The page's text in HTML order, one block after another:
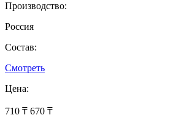
Производство:
Россия
Состав:
Смотреть
Цена:
710 ₸ 670 ₸